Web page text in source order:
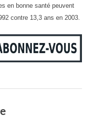
en bonne santé peuvent
contre 13,3 ans en 2003.